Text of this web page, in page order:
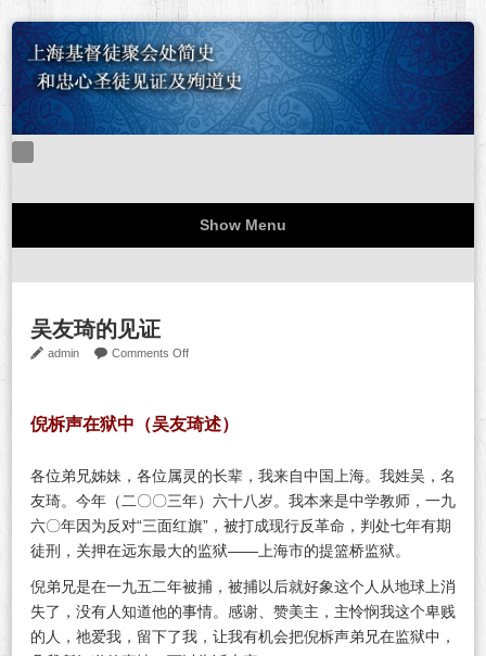
Show Menu
关于本站
忠心圣徒见证
难忘的一九四八
站务公告
吴友琦的见证
admin Comments Offon
琦
证
倪柝声在狱中（吴友琦述）
各位弟兄姊妹，各位属灵的长辈，我来自中国上海。我姓吴，名
友琦。今年（二〇〇三年）六十八岁。我本来是中学教师，一九
六〇年因为反对“三面红旗”，被打成现行反革命，判处七年有期
徒刑，关押在远东最大的监狱——上海市的提篮桥监狱。
倪弟兄是在一九五二年被捕，被捕以后就好象这个人从地球上消
失了，没有人知道他的事情。感谢、赞美主，主怜悯我这个卑贱
的人，祂爱我，留下了我，让我有机会把倪柝声弟兄在监狱中，